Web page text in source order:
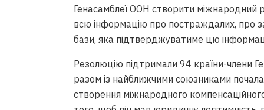
Генасамблеї ООН створити міжнародний
всю інформацію про постраждалих, про
бази, яка підтверджуватиме цю
Резолюцію підтримали 94 країни-члени
разом із найближчими союзниками
створення міжнародного